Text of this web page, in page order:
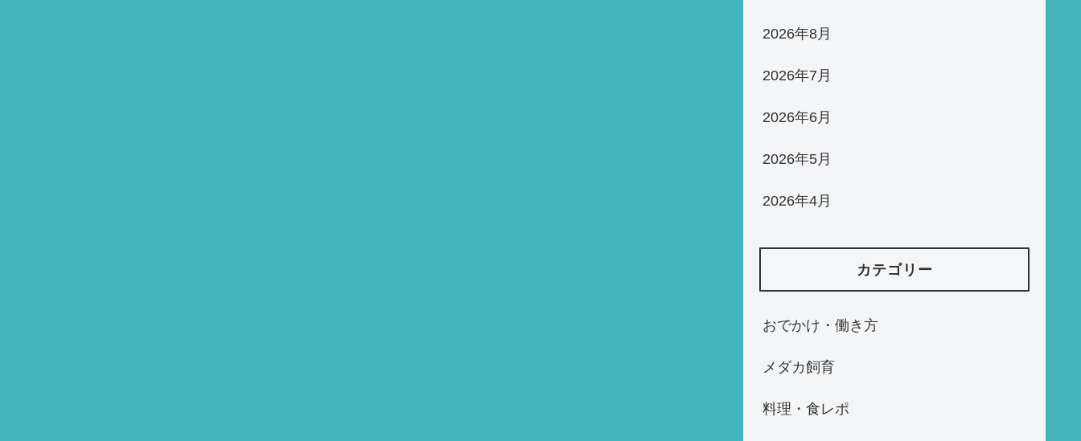
2026年8月
2026年7月
2026年6月
2026年5月
2026年4月
カテゴリー
おでかけ・働き方
メダカ飼育
料理・食レポ